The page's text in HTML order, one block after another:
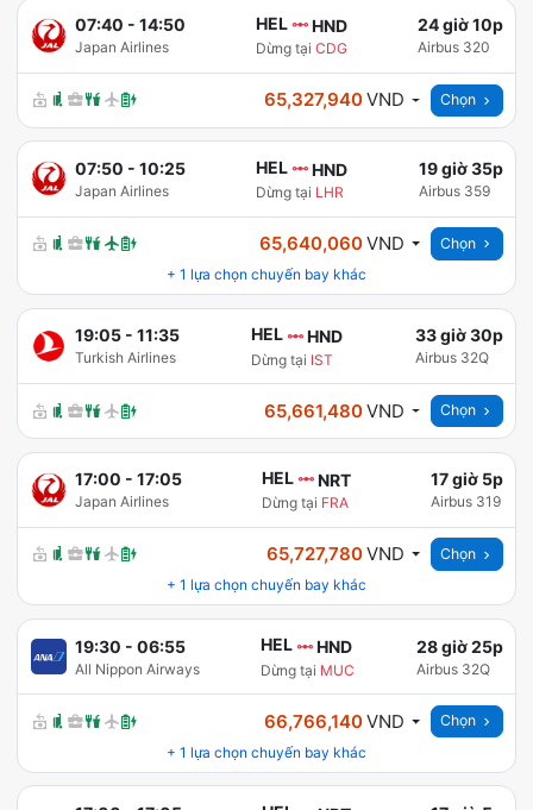
07:40 - 14:50
Japan Airlines
HEL HND
Dừng tại CDG
24 giờ 10p
Airbus 320
65,327,940VND Chọn
07:50 - 10:25
Japan Airlines
HEL HND
Dừng tại LHR
19 giờ 35p
Airbus 359
65,640,060VND
Chọn
+ 1 lựa chọn chuyến bay khác
19:05- 11:35
Turkish Airlines
HEL HND
Dừng tại IST
33 giờ 30p
Airbus 32Q
65,661,480VND Chọn
17:00 - 17:05
Japan Airlines
HEL NRT
Dừng tại FRA
17 giờ 5p
Airbus 319
65,727,780VND
Chọn
+ 1 lựa chọn chuyến bay khác
19:30 - 06:55
All Nippon Airways
HEL HND
Dừng tại MUC
28 giờ 25p
Airbus 32Q
66,766,140VND
Chọn
+ 1 lựa chọn chuyến bay khác